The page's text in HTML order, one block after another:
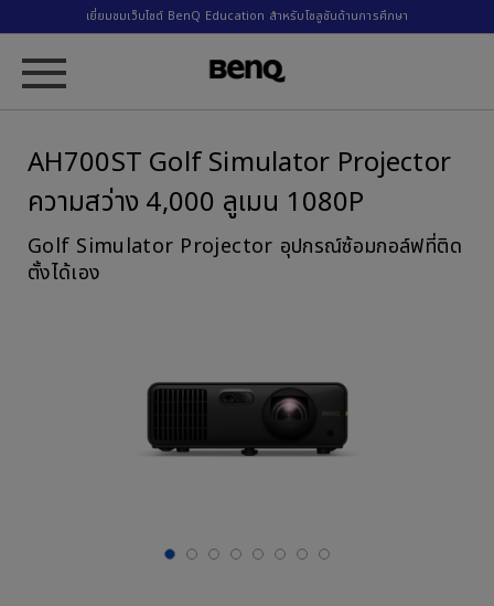
เยี่ยมชมเว็บไซต์ BenQ Education สำหรับโซลูชันด้านการศึกษา
AH700ST Golf Simulator Projector
ความสว่าง 4,000 ลูเมน 1080P
Golf Simulator Projector อุปกรณ์ซ้อมกอล์ฟที่ติด
ตั้งได้เอง